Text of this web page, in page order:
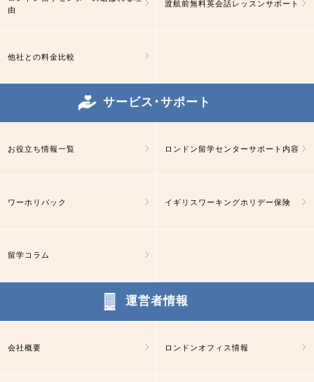
由
渡航前無料英会話レッスンサポート
他社との料金比較
サービス･サポート
お役立ち情報一覧 ロンドン留学センターサポート内容
ワーホリパック イギリスワーキングホリデー保険
留学コラム
運営者情報
会社概要 ロンドンオフィス情報